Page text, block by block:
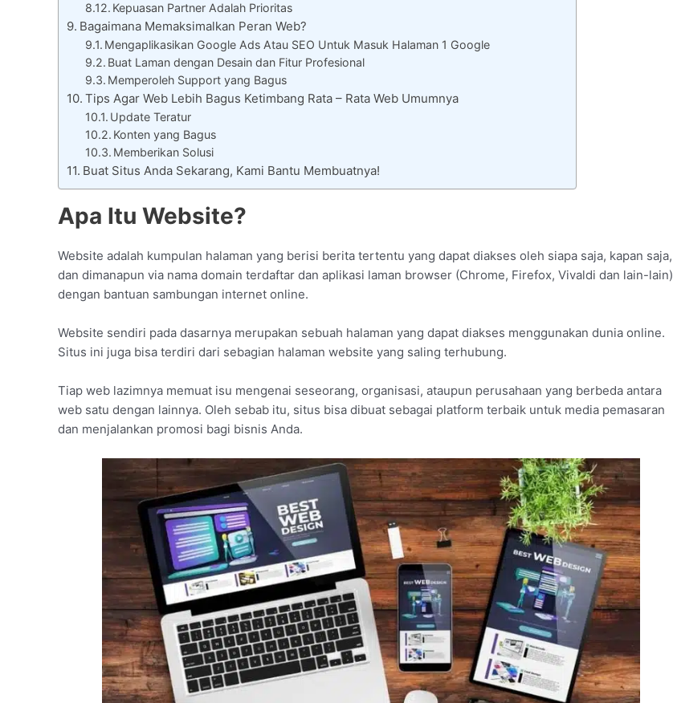
Kepuasan Partner Adalah Prioritas
Bagaimana Memaksimalkan Peran Web?
Mengaplikasikan Google Ads Atau SEO Untuk Masuk Halaman 1 Google
Buat Laman dengan Desain dan Fitur Profesional
Memperoleh Support yang Bagus
Tips Agar Web Lebih Bagus Ketimbang Rata – Rata Web Umumnya
Update Teratur
Konten yang Bagus
Memberikan Solusi
Buat Situs Anda Sekarang, Kami Bantu Membuatnya!
Apa Itu Website?
Website adalah kumpulan halaman yang berisi berita tertentu yang dapat diakses oleh siapa saja, kapan saja,
dan dimanapun via nama domain terdaftar dan aplikasi laman browser (Chrome, Firefox, Vivaldi dan lain-lain)
dengan bantuan sambungan internet online.
Website sendiri pada dasarnya merupakan sebuah halaman yang dapat diakses menggunakan dunia online.
Situs ini juga bisa terdiri dari sebagian halaman website yang saling terhubung.
Tiap web lazimnya memuat isu mengenai seseorang, organisasi, ataupun perusahaan yang berbeda antara
web satu dengan lainnya. Oleh sebab itu, situs bisa dibuat sebagai platform terbaik untuk media pemasaran
dan menjalankan promosi bagi bisnis Anda.